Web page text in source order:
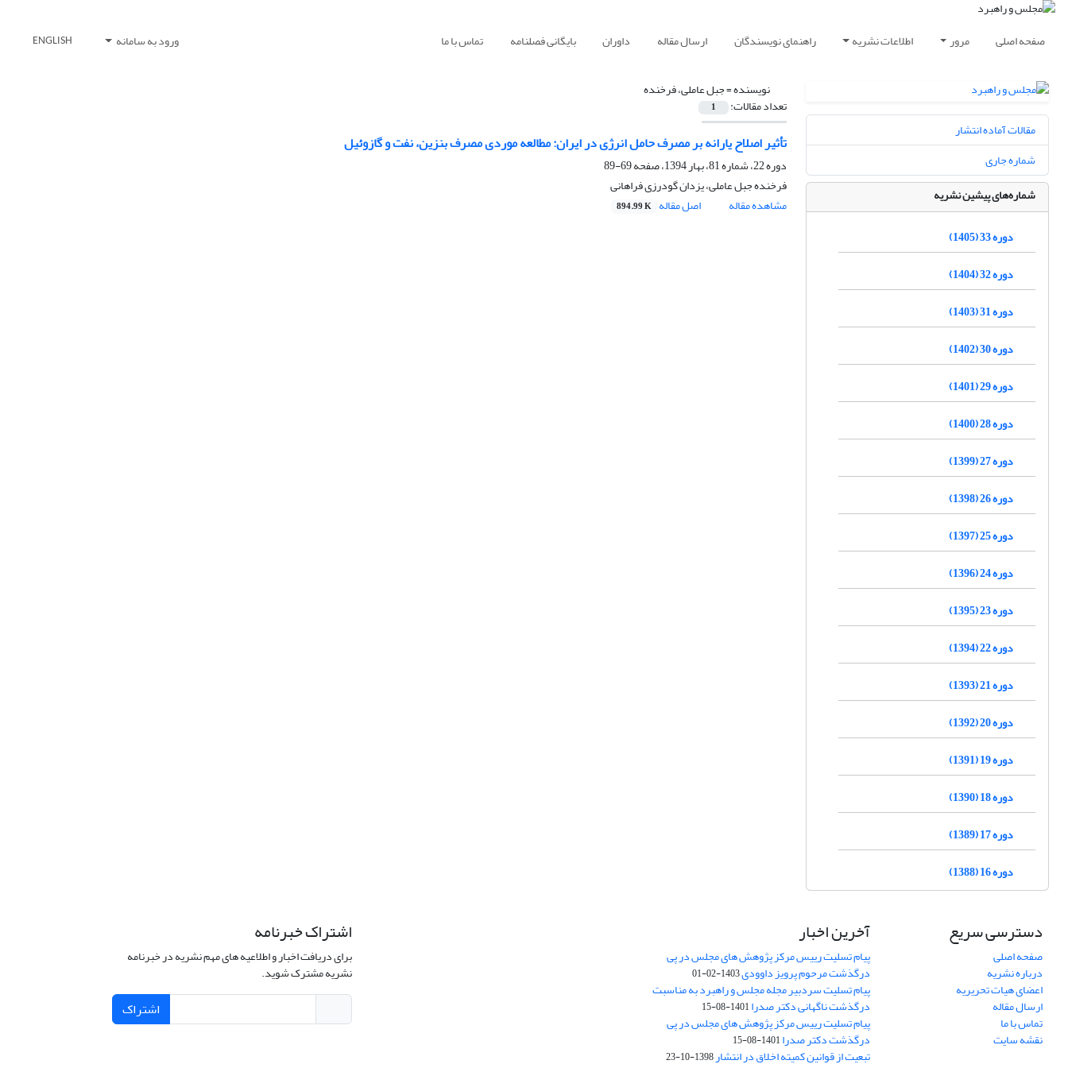
صفحه اصلی مرور اطلاعات نشریه راهنمای نویسندگان ارسال مقاله داوران بایگانی فصلنامه تماس با ما ورود به سامانه ENGLISH
نویسنده =جبل عاملی، فرخنده
تعداد مقالات: 1
تأثیر اصلاح یارانه بر مصرف حامل انرژی در ایران: مطالعه موردی مصرف بنزین، نفت و گازوئیل
دوره 22، شماره 81، بهار 1394، صفحه
69-89
فرخنده جبل عاملی، یزدان گودرزی فراهانی
مشاهده مقاله
اصل مقاله 894.99 K
مقالات آماده انتشار
شماره جاری
شماره‌های پیشین نشریه
دوره 33 (1405)
دوره 32 (1404)
دوره 31 (1403)
دوره 30 (1402)
دوره 29 (1401)
دوره 28 (1400)
دوره 27 (1399)
دوره 26 (1398)
دوره 25 (1397)
دوره 24 (1396)
دوره 23 (1395)
دوره 22 (1394)
دوره 21 (1393)
دوره 20 (1392)
دوره 19 (1391)
دوره 18 (1390)
دوره 17 (1389)
دوره 16 (1388)
دسترسی سریع
صفحه اصلی
درباره نشریه
اعضای هیات تحریریه
ارسال مقاله
تماس با ما
نقشه سایت
آخرین اخبار
پیام تسلیت رییس مرکز پژوهش های مجلس در پی
درگذشت مرحوم پرویز داوودی1403-02-01
پیام تسلیت سردبیر مجله مجلس و راهبرد به مناسبت
درگذشت ناگهانی دکتر صدرا1401-08-15
پیام تسلیت رییس مرکز پژوهش های مجلس در پی
درگذشت دکتر صدرا1401-08-15
تبعیت از قوانین کمیته اخلاق در انتشار1398-10-23
اشتراک خبرنامه
برای دریافت اخبار و اطلاعیه های مهم نشریه در خبرنامه
نشریه مشترک شوید.
اشتراک